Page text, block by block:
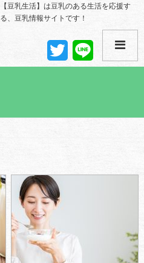
【豆乳生活】は豆乳のある生活を応援す
る、豆乳情報サイトです！
T